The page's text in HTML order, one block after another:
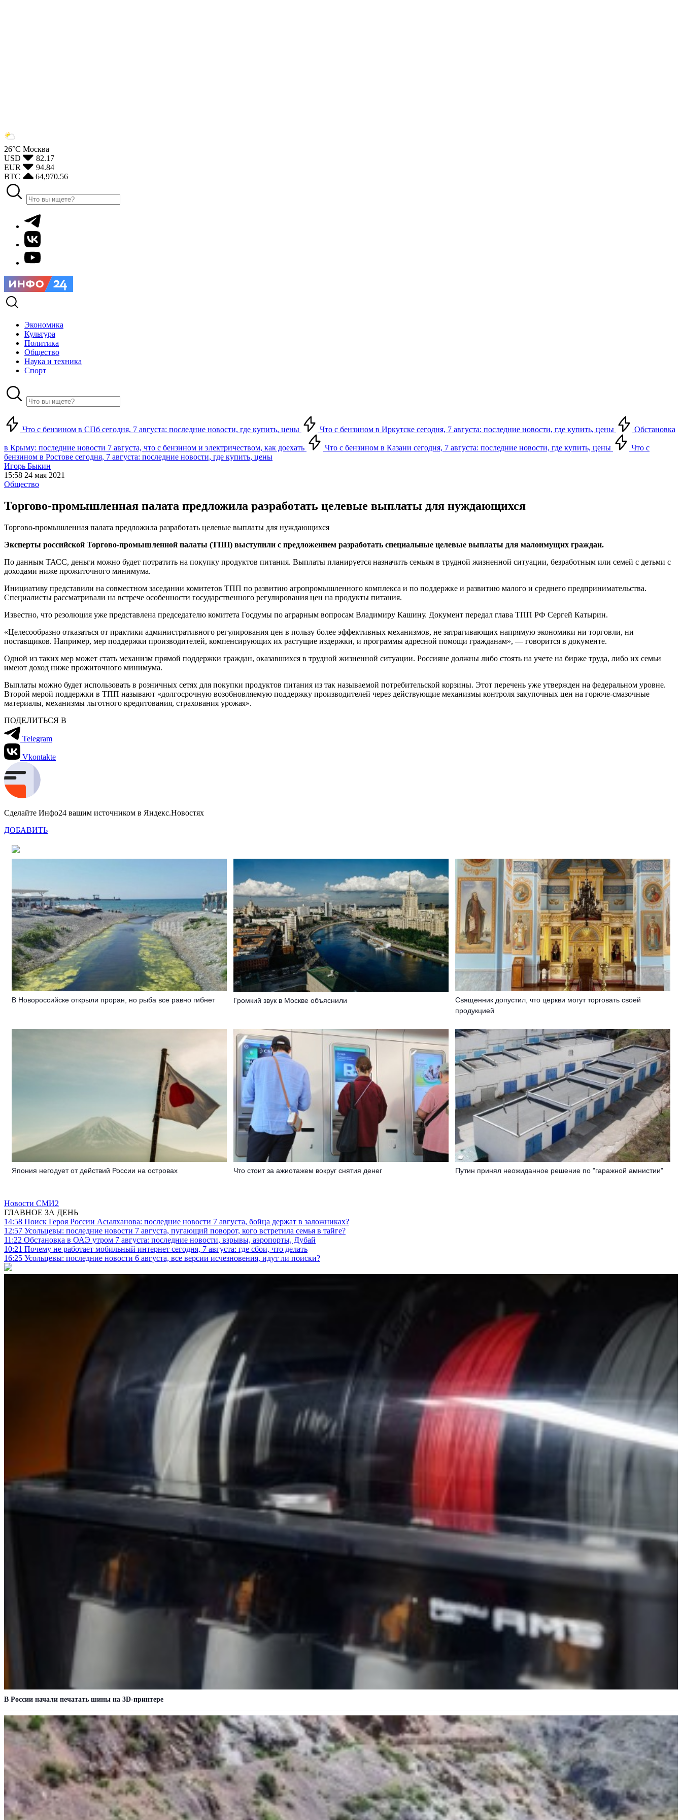
26°С Москва
USD
82.17
EUR
94.84
BTC
64,970.56
Экономика
Культура
Политика
Общество
Наука и техника
Спорт
Что с бензином в СПб сегодня, 7 августа: последние новости, где купить, цены Что с бензином в Иркутске сегодня, 7 августа: последние новости, где купить, цены Обстановка
в Крыму: последние новости 7 августа, что с бензином и электричеством, как доехать Что с бензином в Казани сегодня, 7 августа: последние новости, где купить, цены
Что с
бензином в Ростове сегодня, 7 августа: последние новости, где купить, цены
Игорь Быкин
15:58 24 мая 2021
Общество
Торгово-промышленная палата предложила разработать целевые выплаты для нуждающихся
Торгово-промышленная палата предложила разработать целевые выплаты для нуждающихся
Эксперты российской Торгово-промышленной палаты (ТПП) выступили с предложением разработать специальные целевые выплаты для малоимущих граждан.
По данным ТАСС, деньги можно будет потратить на покупку продуктов питания. Выплаты планируется назначить семьям в трудной жизненной ситуации, безработным или семей с детьми с
доходами ниже прожиточного минимума.
Инициативу представили на совместном заседании комитетов ТПП по развитию агропромышленного комплекса и по поддержке и развитию малого и среднего предпринимательства.
Специалисты рассматривали на встрече особенности государственного регулирования цен на продукты питания.
Известно, что резолюция уже представлена председателю комитета Госдумы по аграрным вопросам Владимиру Кашину. Документ передал глава ТПП РФ Сергей Катырин.
«Целесообразно отказаться от практики административного регулирования цен в пользу более эффективных механизмов, не затрагивающих напрямую экономики ни торговли, ни
поставщиков. Например, мер поддержки производителей, компенсирующих их растущие издержки, и программы адресной помощи гражданам», — говорится в документе.
Одной из таких мер может стать механизм прямой поддержки граждан, оказавшихся в трудной жизненной ситуации. Россияне должны либо стоять на учете на бирже труда, либо их семьи
имеют доход ниже прожиточного минимума.
Выплаты можно будет использовать в розничных сетях для покупки продуктов питания из так называемой потребительской корзины. Этот перечень уже утвержден на федеральном уровне.
Второй мерой поддержки в ТПП называют «долгосрочную возобновляемую поддержку производителей через действующие механизмы контроля закупочных цен на горюче-смазочные
материалы, механизмы льготного кредитования, страхования урожая».
ПОДЕЛИТЬСЯ В
Telegram
Vkontakte
Сделайте Инфо24 вашим источником в Яндекс.Новостях
ДОБАВИТЬ
В Новороссийске открыли проран, но рыба все равно гибнет Громкий звук в Москве объяснили
Священник допустил, что церкви могут торговать своей
продукцией
Япония негодует от действий России на островах Что стоит за ажиотажем вокруг снятия денег Путин принял неожиданное решение по "гаражной амнистии"
Новости СМИ2
ГЛАВНОЕ ЗА ДЕНЬ
14:58 Поиск Героя России Асылханова: последние новости 7 августа, бойца держат в заложниках?
12:57 Усольцевы: последние новости 7 августа, пугающий поворот, кого встретила семья в тайге?
11:22 Обстановка в ОАЭ утром 7 августа: последние новости, взрывы, аэропорты, Дубай
10:21 Почему не работает мобильный интернет сегодня, 7 августа: где сбои, что делать
16:25 Усольцевы: последние новости 6 августа, все версии исчезновения, идут ли поиски?
В России начали печатать шины на 3D-принтере